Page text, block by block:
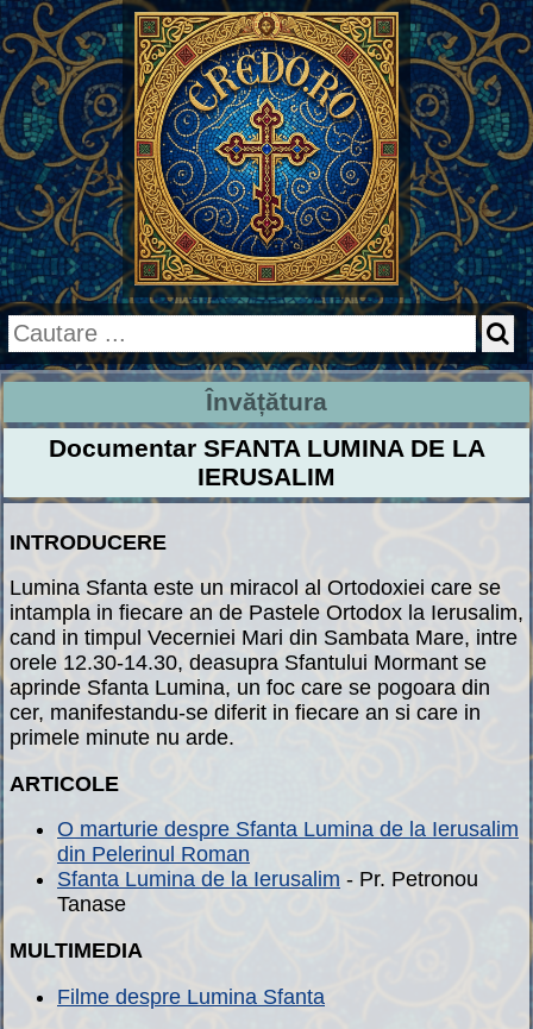
Învățătura
Documentar SFANTA LUMINA DE LA
IERUSALIM
INTRODUCERE
Lumina Sfanta este un miracol al Ortodoxiei care se
intampla in fiecare an de Pastele Ortodox la Ierusalim,
cand in timpul Vecerniei Mari din Sambata Mare, intre
orele 12.30-14.30, deasupra Sfantului Mormant se
aprinde Sfanta Lumina, un foc care se pogoara din
cer, manifestandu-se diferit in fiecare an si care in
primele minute nu arde.
ARTICOLE
O marturie despre Sfanta Lumina de la Ierusalim
din Pelerinul Roman
Sfanta Lumina de la Ierusalim - Pr. Petronou
Tanase
MULTIMEDIA
Filme despre Lumina Sfanta